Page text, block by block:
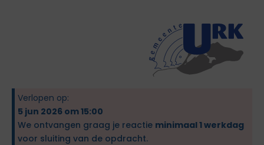
Verlopen op:
5 jun 2026 om 15:00
We ontvangen graag je reactie minimaal 1 werkdag
voor sluiting van de opdracht.